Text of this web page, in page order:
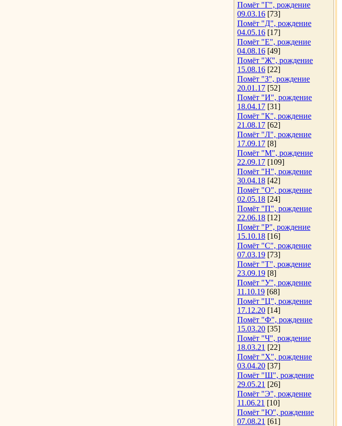
Помёт "Г", рождение
09.03.16 [73]
Помёт "Д", рождение
04.05.16 [17]
Помёт "Е", рождение
04.08.16 [49]
Помёт "Ж", рождение
15.08.16 [22]
Помёт "З", рождение
20.01.17 [52]
Помёт "И", рождение
18.04.17 [31]
Помёт "К", рождение
21.08.17 [62]
Помёт "Л", рождение
17.09.17 [8]
Помёт "М", рождение
22.09.17 [109]
Помёт "Н", рождение
30.04.18 [42]
Помёт "О", рождение
02.05.18 [24]
Помёт "П", рождение
22.06.18 [12]
Помёт "Р", рождение
15.10.18 [16]
Помёт "С", рождение
07.03.19 [73]
Помёт "Т", рождение
23.09.19 [8]
Помёт "У", рождение
11.10.19 [68]
Помёт "Ц", рождение
17.12.20 [14]
Помёт "Ф", рождение
15.03.20 [35]
Помёт "Ч", рождение
18.03.21 [22]
Помёт "Х", рождение
03.04.20 [37]
Помёт "Ш", рождение
29.05.21 [26]
Помёт "Э", рождение
11.06.21 [10]
Помёт "Ю", рождение
07.08.21 [61]